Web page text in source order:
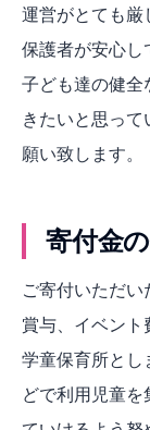
運営がとても厳
保護者が安心し
子ども達の健全
きたいと思っ
願い致します。
寄付金
ご寄付いただ
賞与、イベント
学童保育所とし
どで利用児童